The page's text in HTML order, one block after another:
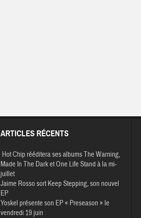
ARTICLES RÉCENTS
Hot Chip rééditera ses albums The Warning,
Made In The Dark et One Life Stand à la mi-
juillet
Jaime Rosso sort Keep Stepping, son nouvel
EP
Yoskel présente son EP « Preseason » le
vendredi 19 juin